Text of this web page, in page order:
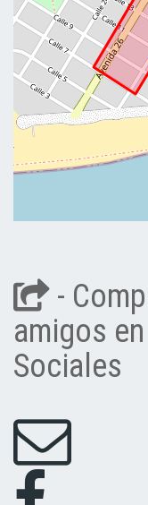
-
amigos
Sociales